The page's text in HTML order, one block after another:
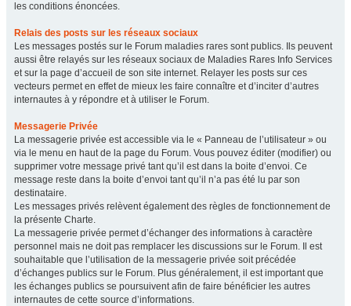
les conditions énoncées.
Relais des posts sur les réseaux sociaux
Les messages postés sur le Forum maladies rares sont publics. Ils peuvent
aussi être relayés sur les réseaux sociaux de Maladies Rares Info Services
et sur la page d’accueil de son site internet. Relayer les posts sur ces
vecteurs permet en effet de mieux les faire connaître et d’inciter d’autres
internautes à y répondre et à utiliser le Forum.
Messagerie Privée
La messagerie privée est accessible via le « Panneau de l’utilisateur » ou
via le menu en haut de la page du Forum. Vous pouvez éditer (modifier) ou
supprimer votre message privé tant qu’il est dans la boite d’envoi. Ce
message reste dans la boite d’envoi tant qu’il n’a pas été lu par son
destinataire.
Les messages privés relèvent également des règles de fonctionnement de
la présente Charte.
La messagerie privée permet d’échanger des informations à caractère
personnel mais ne doit pas remplacer les discussions sur le Forum. Il est
souhaitable que l’utilisation de la messagerie privée soit précédée
d’échanges publics sur le Forum. Plus généralement, il est important que
les échanges publics se poursuivent afin de faire bénéficier les autres
internautes de cette source d’informations.